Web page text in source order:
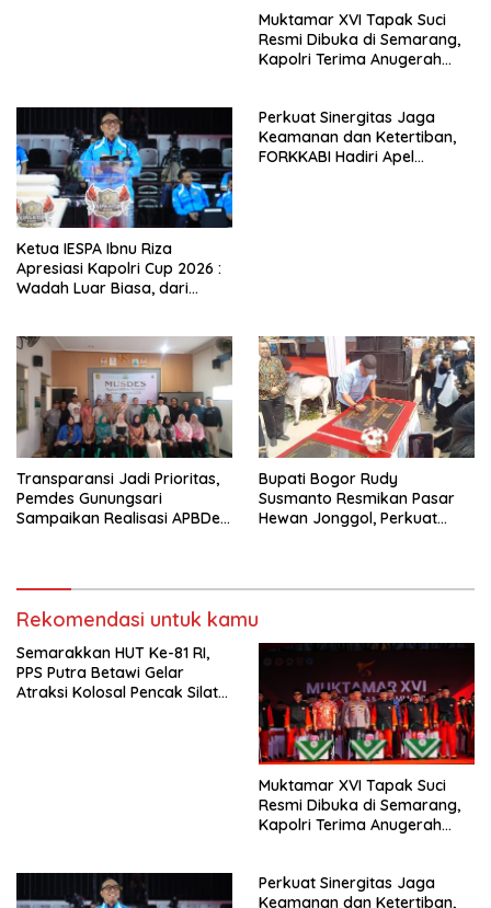
Muktamar XVI Tapak Suci
Resmi Dibuka di Semarang,
Kapolri Terima Anugerah
Ketua IESPA Ibnu Riza
Apresiasi Kapolri Cup 2026 :
Wadah Luar Biasa, dari
Perkuat Sinergitas Jaga
Keamanan dan Ketertiban,
FORKKABI Hadiri Apel
Transparansi Jadi Prioritas,
Pemdes Gunungsari
Sampaikan Realisasi APBDes
Bupati Bogor Rudy
Susmanto Resmikan Pasar
Hewan Jonggol, Perkuat
Rekomendasi untuk kamu
Semarakkan HUT Ke-81 RI,
PPS Putra Betawi Gelar
Atraksi Kolosal Pencak Silat
Muktamar XVI Tapak Suci
Resmi Dibuka di Semarang,
Kapolri Terima Anugerah
Perkuat Sinergitas Jaga
Keamanan dan Ketertiban,